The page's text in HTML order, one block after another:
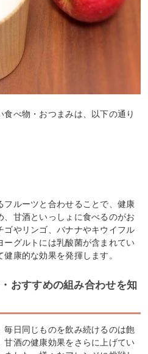
べ物・おつまみは、以下の通り
ルーツと合わせることで、健康
甘酒といっしょに食べるのがお
やリンゴ、バナナやキウイフル
ーグルトには乳酸菌が含まれてい
康的な効果を発揮します。
おすすめの組み合わせを知
日同じものを飲み続けるのは飽
甘酒の健康効果をさらに上げてい